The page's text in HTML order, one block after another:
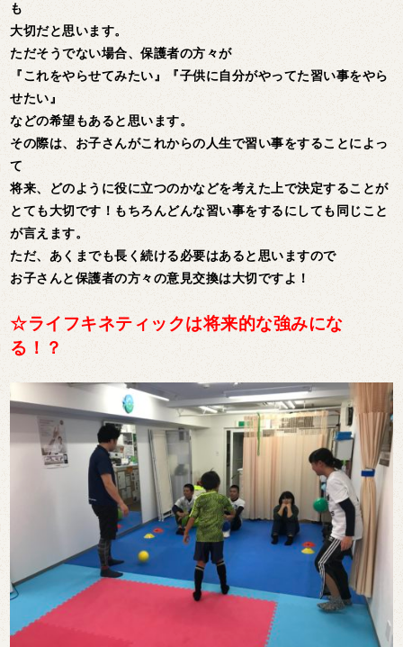
も
大切だと思います。
ただそうでない場合、保護者の方々が
『これをやらせてみたい』『子供に自分がやってた習い事をやら
せたい』
などの希望もあると思います。
その際は、お子さんがこれからの人生で習い事をすることによっ
て
将来、どのように役に立つのかなどを考えた上で決定することが
とても大切です！もちろんどんな習い事をするにしても同じこと
が言えます。
ただ、あくまでも長く続ける必要はあると思いますので
お子さんと保護者の方々の意見交換は大切ですよ！
☆ライフキネティックは将来的な強みにな
る！？